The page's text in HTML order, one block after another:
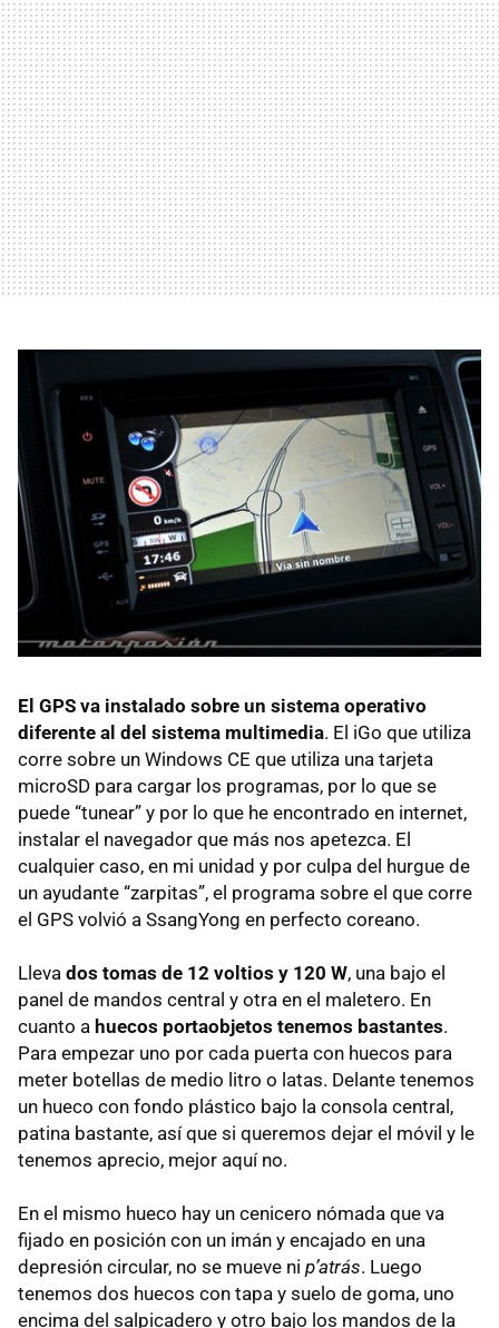
El GPS va instalado sobre un sistema operativo
diferente al del sistema multimedia. El iGo que utiliza
corre sobre un Windows CE que utiliza una tarjeta
microSD para cargar los programas, por lo que se
puede “tunear” y por lo que he encontrado en internet,
instalar el navegador que más nos apetezca. El
cualquier caso, en mi unidad y por culpa del hurgue de
un ayudante “zarpitas”, el programa sobre el que corre
el GPS volvió a SsangYong en perfecto coreano.
Lleva dos tomas de 12 voltios y 120 W, una bajo el
panel de mandos central y otra en el maletero. En
cuanto a huecos portaobjetos tenemos bastantes.
Para empezar uno por cada puerta con huecos para
meter botellas de medio litro o latas. Delante tenemos
un hueco con fondo plástico bajo la consola central,
patina bastante, así que si queremos dejar el móvil y le
tenemos aprecio, mejor aquí no.
En el mismo hueco hay un cenicero nómada que va
fijado en posición con un imán y encajado en una
depresión circular, no se mueve ni p’atrás. Luego
tenemos dos huecos con tapa y suelo de goma, uno
encima del salpicadero y otro bajo los mandos de la